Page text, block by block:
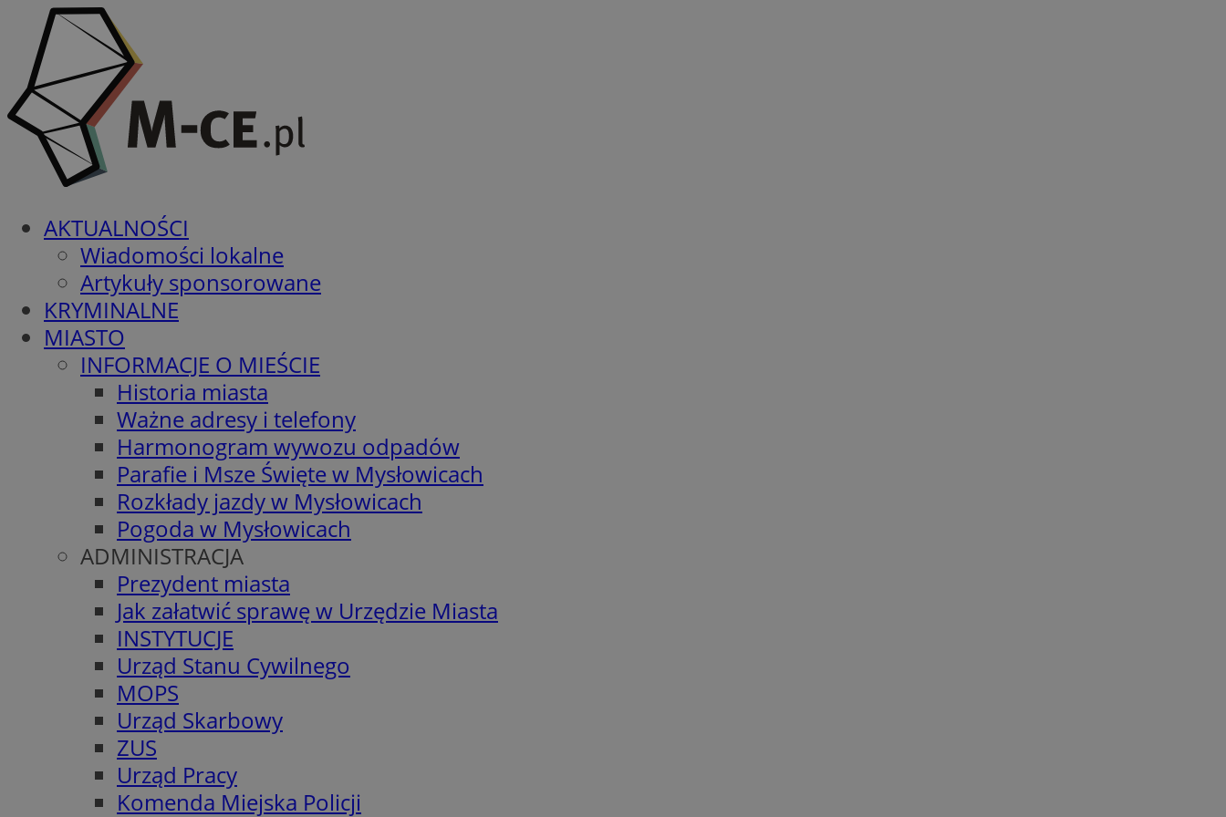
AKTUALNOŚCI
Wiadomości lokalne
Artykuły sponsorowane
KRYMINALNE
MIASTO
INFORMACJE O MIEŚCIE
Historia miasta
Ważne adresy i telefony
Harmonogram wywozu odpadów
Parafie i Msze Święte w Mysłowicach
Rozkłady jazdy w Mysłowicach
Pogoda w Mysłowicach
ADMINISTRACJA
Prezydent miasta
Jak załatwić sprawę w Urzędzie Miasta
INSTYTUCJE
Urząd Stanu Cywilnego
MOPS
Urząd Skarbowy
ZUS
Urząd Pracy
Komenda Miejska Policji